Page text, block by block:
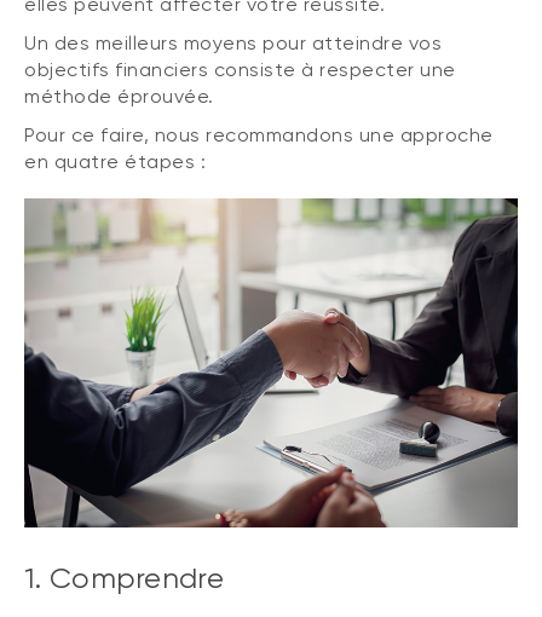
Un des meilleurs moyens pour atteindre vos
objectifs financiers consiste à respecter une
méthode éprouvée.
Pour ce faire, nous recommandons une approche
en quatre étapes :
1. Comprendre